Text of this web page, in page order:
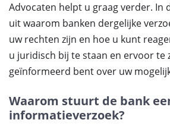
Advocaten helpt u graag verder. In
uit waarom banken dergelijke
uw rechten zijn en hoe u kunt
u juridisch bij te staan en ervoor te
geïnformeerd bent over uw
Waarom stuurt de bank
informatieverzoek?